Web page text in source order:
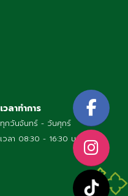
เวลาทำการ
ทุกวันจันทร์ - วันศุกร์
เวลา 08:30 - 16:30 น.